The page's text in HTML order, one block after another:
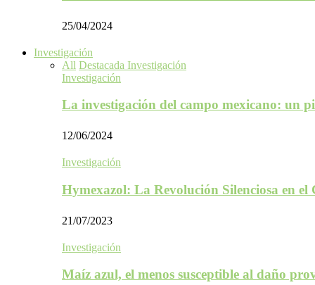
25/04/2024
Investigación
All Destacada Investigación
Investigación
La investigación del campo mexicano: un
12/06/2024
Investigación
Hymexazol: La Revolución Silenciosa en
21/07/2023
Investigación
Maíz azul, el menos susceptible al daño